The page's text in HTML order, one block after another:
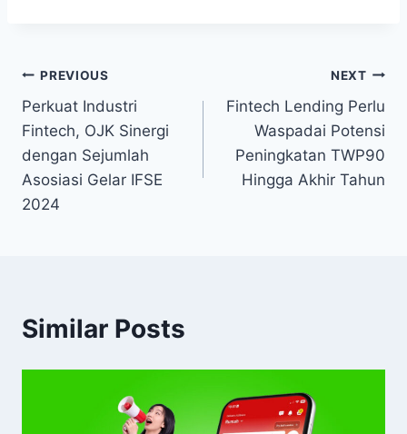
Post
navigation
PREVIOUS
Perkuat Industri
Fintech, OJK Sinergi
dengan Sejumlah
Asosiasi Gelar IFSE
2024
NEXT
Fintech Lending Perlu
Waspadai Potensi
Peningkatan TWP90
Hingga Akhir Tahun
Similar Posts